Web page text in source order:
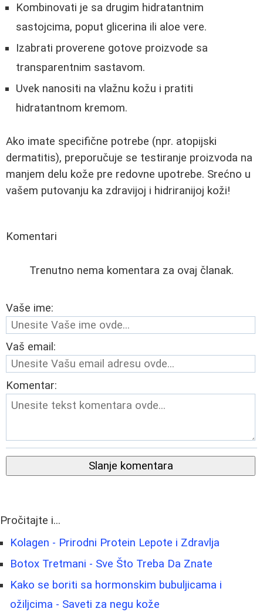
Kombinovati je sa drugim hidratantnim
sastojcima, poput glicerina ili aloe vere.
Izabrati proverene gotove proizvode sa
transparentnim sastavom.
Uvek nanositi na vlažnu kožu i pratiti
hidratantnom kremom.
Ako imate specifične potrebe (npr. atopijski
dermatitis), preporučuje se testiranje proizvoda na
manjem delu kože pre redovne upotrebe. Srećno u
vašem putovanju ka zdravijoj i hidriranijoj koži!
Komentari
Trenutno nema komentara za ovaj članak.
Vaše ime:
Vaš email:
Komentar:
Slanje komentara
Pročitajte i...
Kolagen - Prirodni Protein Lepote i Zdravlja
Botox Tretmani - Sve Što Treba Da Znate
Kako se boriti sa hormonskim bubuljicama i
ožiljcima - Saveti za negu kože